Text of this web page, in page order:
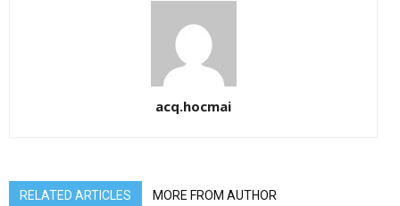
acq.hocmai
RELATED ARTICLES MORE FROM AUTHOR